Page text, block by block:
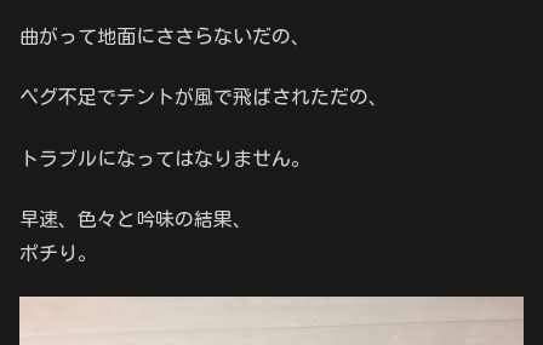
曲がって地面にささらないだの、
ペグ不足でテントが風で飛ばされただの、
トラブルになってはなりません。
早速、色々と吟味の結果、
ポチり。